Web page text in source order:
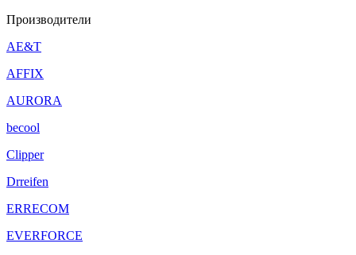
Производители
AE&T
AFFIX
AURORA
becool
Clipper
Drreifen
ERRECOM
EVERFORCE